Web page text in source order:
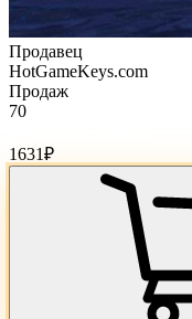
Продавец
HotGameKeys.com
Продаж
70
1631₽